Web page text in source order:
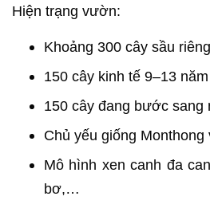
Hiện trạng vườn:
Khoảng 300 cây sầu
150 cây kinh tế 9–13
150 cây đang bước sang
Chủ yếu giống Monthong
Mô hình xen canh đa
bơ,…